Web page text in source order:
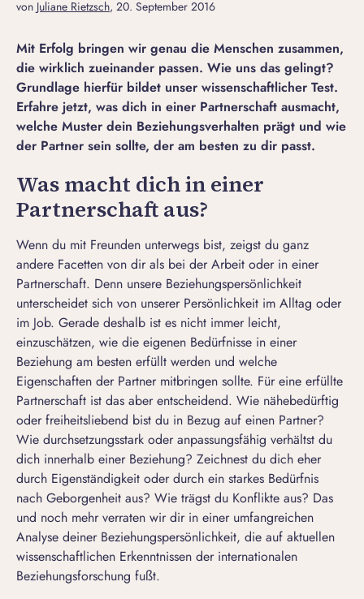
von Juliane Rietzsch, 20. September 2016
Mit Erfolg bringen wir genau die Menschen zusammen,
die wirklich zueinander passen. Wie uns das gelingt?
Grundlage hierfür bildet unser wissenschaftlicher Test.
Erfahre jetzt, was dich in einer Partnerschaft ausmacht,
welche Muster dein Beziehungsverhalten prägt und wie
der Partner sein sollte, der am besten zu dir passt.
Was macht dich in einer
Partnerschaft aus?
Wenn du mit Freunden unterwegs bist, zeigst du ganz
andere Facetten von dir als bei der Arbeit oder in einer
Partnerschaft. Denn unsere Beziehungspersönlichkeit
unterscheidet sich von unserer Persönlichkeit im Alltag oder
im Job. Gerade deshalb ist es nicht immer leicht,
einzuschätzen, wie die eigenen Bedürfnisse in einer
Beziehung am besten erfüllt werden und welche
Eigenschaften der Partner mitbringen sollte. Für eine erfüllte
Partnerschaft ist das aber entscheidend. Wie nähebedürftig
oder freiheitsliebend bist du in Bezug auf einen Partner?
Wie durchsetzungsstark oder anpassungsfähig verhältst du
dich innerhalb einer Beziehung? Zeichnest du dich eher
durch Eigenständigkeit oder durch ein starkes Bedürfnis
nach Geborgenheit aus? Wie trägst du Konflikte aus? Das
und noch mehr verraten wir dir in einer umfangreichen
Analyse deiner Beziehungspersönlichkeit, die auf aktuellen
wissenschaftlichen Erkenntnissen der internationalen
Beziehungsforschung fußt.